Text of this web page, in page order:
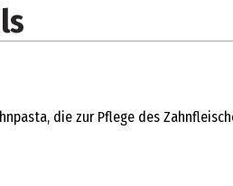
die zur Pflege des